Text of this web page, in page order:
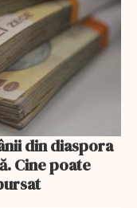
din diaspora
Cine poate